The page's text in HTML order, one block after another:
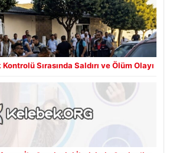
Sırasında Saldırı ve Ölüm Olayı